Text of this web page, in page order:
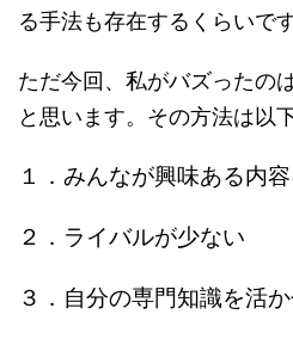
る手法も存在するくらいです
ただ今回、私がバズったの
と思います。その方法は以
１．みんなが興味ある内
２．ライバルが少ない
３．自分の専門知識を活